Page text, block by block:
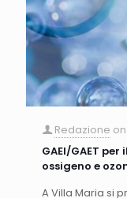
Redazione on
GAEI/GAET
ossigeno e
A Villa Maria si